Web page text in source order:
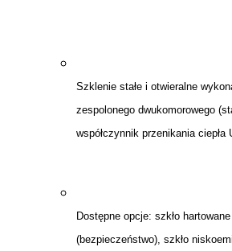
Szklenie stałe i otwieralne
zespolonego dwukomorowego
współczynnik przenikania ciepła
Dostępne opcje: szkło
(bezpieczeństwo), szkło